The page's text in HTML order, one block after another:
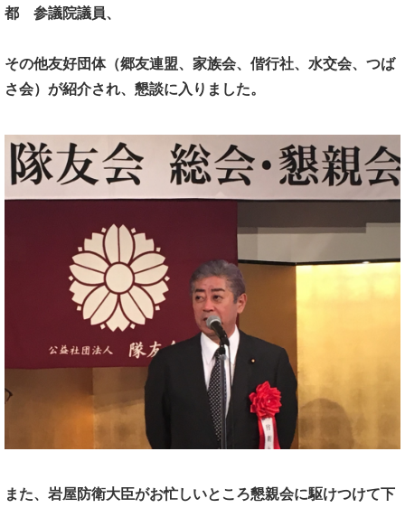
都 参議院議員、
その他友好団体（郷友連盟、家族会、偕行社、水交会、つば
さ会）が紹介され、 懇談に入りました。
また、岩屋防衛大臣がお忙しいところ懇親会に駆けつけて下